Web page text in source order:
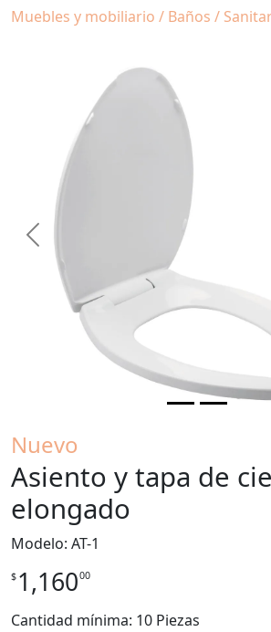
Muebles y mobiliario / Baños /
Previous
Nuevo
Asiento y tapa de
elongado
Modelo: AT-1
$ 1,16000
Cantidad mínima: 10 Piezas